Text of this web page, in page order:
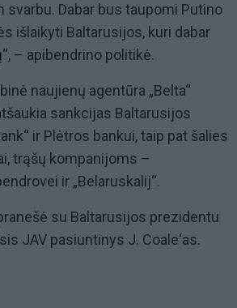
svarbu. Dabar bus taupomi Putino
išlaikyti Baltarusijos, kuri dabar
– apibendrino politikė.
naujienų agentūra „Belta“
sankcijas Baltarusijos
ir Plėtros bankui, taip pat šalies
trąšų kompanijoms –
ir „Belaruskalij“.
su Baltarusijos prezidentu
JAV pasiuntinys J. Coale‘as.